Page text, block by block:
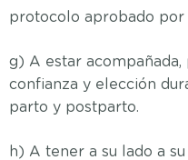
protocolo aprobado por
g) A estar acompañada,
confianza y elección
parto y postparto.
h) A tener a su lado a